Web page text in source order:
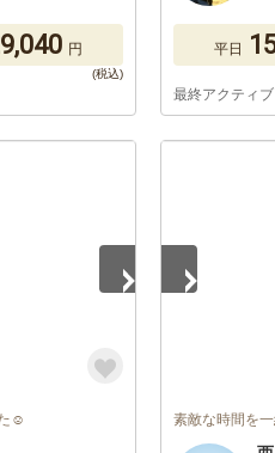
円 平日
最終アクティ
☺️ 素敵な時間を